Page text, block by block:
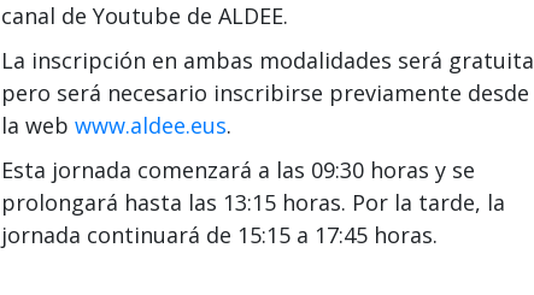
canal de Youtube de ALDEE.
La inscripción en ambas modalidades será gratuita
pero será necesario inscribirse previamente desde
la web www.aldee.eus.
Esta jornada comenzará a las 09:30 horas y se
prolongará hasta las 13:15 horas. Por la tarde, la
jornada continuará de 15:15 a 17:45 horas.